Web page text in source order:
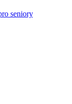
seniory